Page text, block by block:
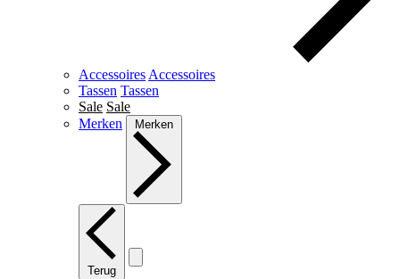
Accessoires Accessoires
Tassen Tassen
Sale Sale
Merken
Merken
Terug